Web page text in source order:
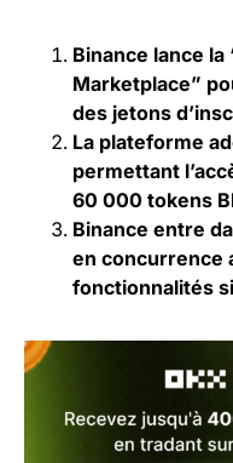
Binance lance
Marketplace”
des jetons
La plateforme
permettant
60 000 tokens
Binance entre
en concurrence
fonctionnalités